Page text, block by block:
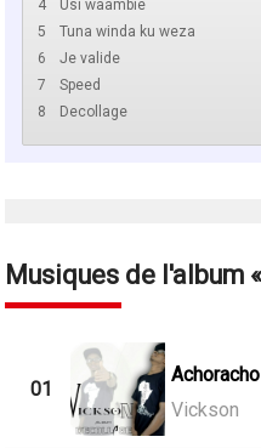
4
Usi waambie
5
Tuna winda ku weza
6
Je valide
7
Speed
8
Decollage
Musiques de l'album
01
Achoracho
Vickson